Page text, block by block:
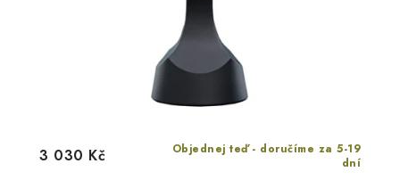
Objednej teď - doručíme za 5-19
dní
3 030 Kč